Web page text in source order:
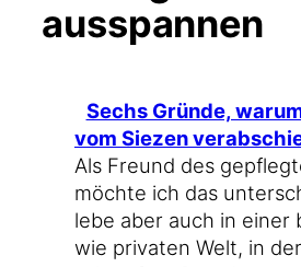
ausspannen
Sechs Grün­de,
vom Sie­zen
Als Freund des
möch­te ich das
lebe aber auch in einer
wie pri­va­ten Welt, in